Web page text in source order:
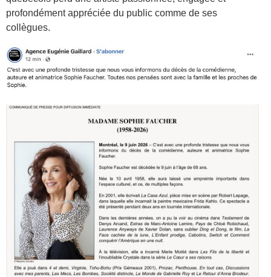
profondément appréciée du public comme de ses
collègues.